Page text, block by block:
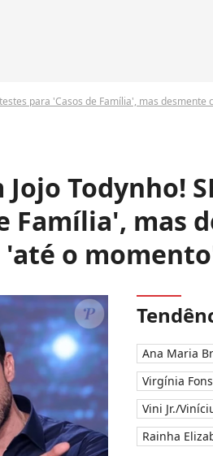
para 'Casos de Família', mas
Todynho!
Família', mas
o
Ana Maria
Virgínia
Vini Jr./
Rainha